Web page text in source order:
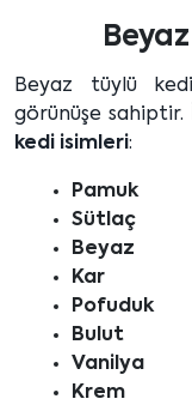
Beyaz tüylü
görünüşe
kedi isimleri:
Pamuk
Sütlaç
Beyaz
Kar
Pofuduk
Bulut
Vanilya
Krem